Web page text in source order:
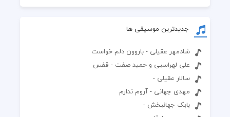
جدیدترین موسیقی ها
شادمهر عقیلی - باروون دلم خواست
علی لهراسبی و حمید صفت - قفس
سالار عقیلی -
مهدی جهانی - آروم ندارم
بابک جهانبخش -